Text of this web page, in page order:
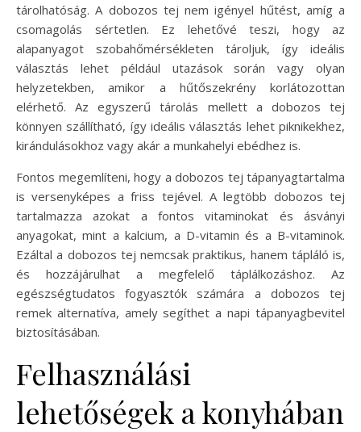
tárolhatóság. A dobozos tej nem igényel hűtést, amíg a
csomagolás sértetlen. Ez lehetővé teszi, hogy az
alapanyagot szobahőmérsékleten tároljuk, így ideális
választás lehet például utazások során vagy olyan
helyzetekben, amikor a hűtőszekrény korlátozottan
elérhető. Az egyszerű tárolás mellett a dobozos tej
könnyen szállítható, így ideális választás lehet piknikekhez,
kirándulásokhoz vagy akár a munkahelyi ebédhez is.
Fontos megemlíteni, hogy a dobozos tej tápanyagtartalma
is versenyképes a friss tejével. A legtöbb dobozos tej
tartalmazza azokat a fontos vitaminokat és ásványi
anyagokat, mint a kalcium, a D-vitamin és a B-vitaminok.
Ezáltal a dobozos tej nemcsak praktikus, hanem tápláló is,
és hozzájárulhat a megfelelő táplálkozáshoz. Az
egészségtudatos fogyasztók számára a dobozos tej
remek alternatíva, amely segíthet a napi tápanyagbevitel
biztosításában.
Felhasználási
lehetőségek a konyhában